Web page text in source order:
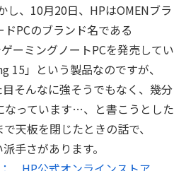
し、10月20日、HPはOMENブラ
PCのブランド名である
ーミングノートPCを発売してい
15」という製品なのですが、
そんなに強そうでもなく、幾分
なっています…、と書こうとした
天板を閉じたときの話で、
手さがあります。